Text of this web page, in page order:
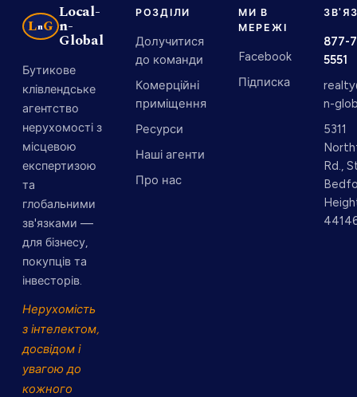
LnG
Local-
n-
Global
Бутикове
клівлендське
агентство
нерухомості з
місцевою
експертизою
та
глобальними
зв'язками —
для бізнесу,
покупців та
інвесторів.
Нерухомість
з інтелектом,
досвідом і
увагою до
кожного
РОЗДІЛИ
Долучитися
до команди
Комерційні
приміщення
Ресурси
Наші агенти
Про нас
МИ В
МЕРЕЖІ
Facebook
Підписка
877-
5551
n-
5311
Rd.,